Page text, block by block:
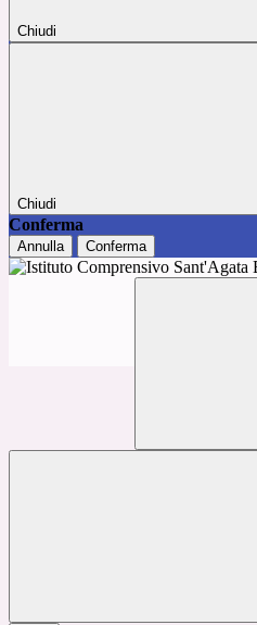
Chiudi
Chiudi
Conferma
Annulla Conferma